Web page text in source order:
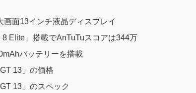
画面13インチ液晶ディスプレイ
8 Elite」搭載でAnTuTuスコアは344万
バッテリーを搭載
13」の価格
13」のスペック